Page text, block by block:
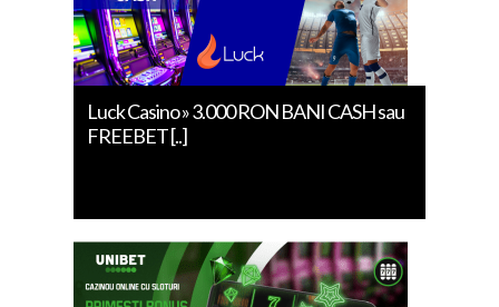
Luck Casino » 3.000 RON BANI CASH sau
FREEBET [..]